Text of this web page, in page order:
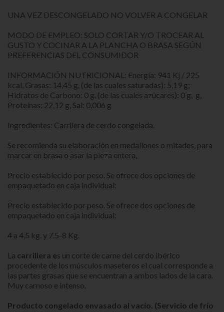
UNA VEZ DESCONGELADO NO VOLVER A CONGELAR
MODO DE EMPLEO: SOLO CORTAR Y/O TROCEAR AL
GUSTO Y COCINAR A LA PLANCHA O BRASA SEGÚN
PREFERENCIAS DEL CONSUMIDOR
INFORMACIÓN NUTRICIONAL: Energía: 941 Kj / 225
kcal, Grasas: 14,45 g, (de las cuales saturadas): 5,19 g;
Hidratos de Carbono: 0 g, (de las cuales azúcares): 0 g, g,
Proteínas: 22,12 g, Sal: 0,006 g
Ingredientes: Carrilera de cerdo congelada.
Se recomienda su elaboración en medallones o mitades, para
marcar en brasa o asar la pieza entera,
Precio establecido por peso. Se ofrece dos opciones de
empaquetado en caja individual:
Precio establecido por peso. Se ofrece dos opciones de
empaquetado en caja individual:
4 a 4,5 kg. y 7.5-8 Kg.
La carrillera es un corte de carne del cerdo ibérico
procedente de los músculos maseteros el cual corresponde a
las partes grasas que se encuentran a ambos lados de la cara.
Muy carnoso e intenso.
Producto congelado envasado al vacío. (Servicio de frío